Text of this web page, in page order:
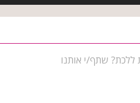
ללכת? שתף/י אותנו